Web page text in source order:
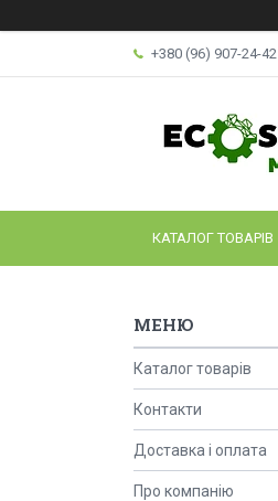
+380 (96) 907-24-42
КАТАЛОГ ТОВАРІВ
Каталог товарів
Контакти
Доставка і оплата
Про компанію